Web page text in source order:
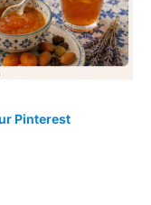
Pinterest